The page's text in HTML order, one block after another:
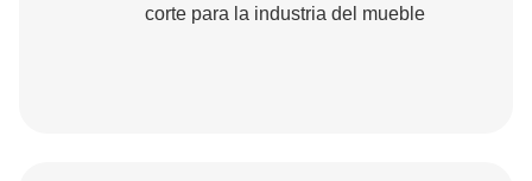
corte para la industria del mueble